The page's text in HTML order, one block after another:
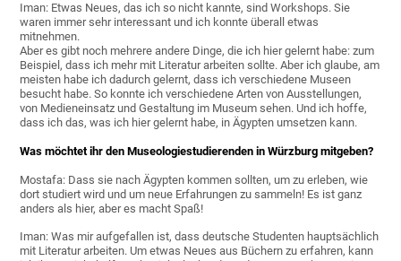
Iman: Etwas Neues, das ich so nicht kannte, sind Workshops. Sie
waren immer sehr interessant und ich konnte überall etwas
mitnehmen.
Aber es gibt noch mehrere andere Dinge, die ich hier gelernt habe: zum
Beispiel, dass ich mehr mit Literatur arbeiten sollte. Aber ich glaube, am
meisten habe ich dadurch gelernt, dass ich verschiedene Museen
besucht habe. So konnte ich verschiedene Arten von Ausstellungen,
von Medieneinsatz und Gestaltung im Museum sehen. Und ich hoffe,
dass ich das, was ich hier gelernt habe, in Ägypten umsetzen kann.
Was möchtet ihr den Museologiestudierenden in Würzburg mitgeben?
Mostafa: Dass sie nach Ägypten kommen sollten, um zu erleben, wie
dort studiert wird und um neue Erfahrungen zu sammeln! Es ist ganz
anders als hier, aber es macht Spaß!
Iman: Was mir aufgefallen ist, dass deutsche Studenten hauptsächlich
mit Literatur arbeiten. Um etwas Neues aus Büchern zu erfahren, kann